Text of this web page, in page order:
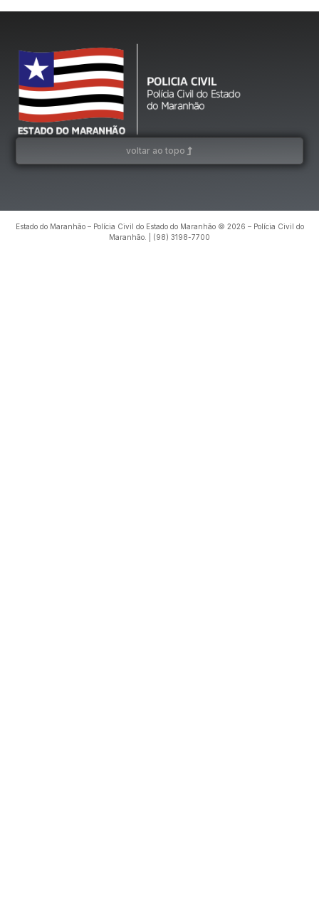
voltar ao topo
Estado do Maranhão – Polícia Civil do Estado do Maranhão © 2026 – Polícia Civil do
Maranhão. | (98) 3198-7700